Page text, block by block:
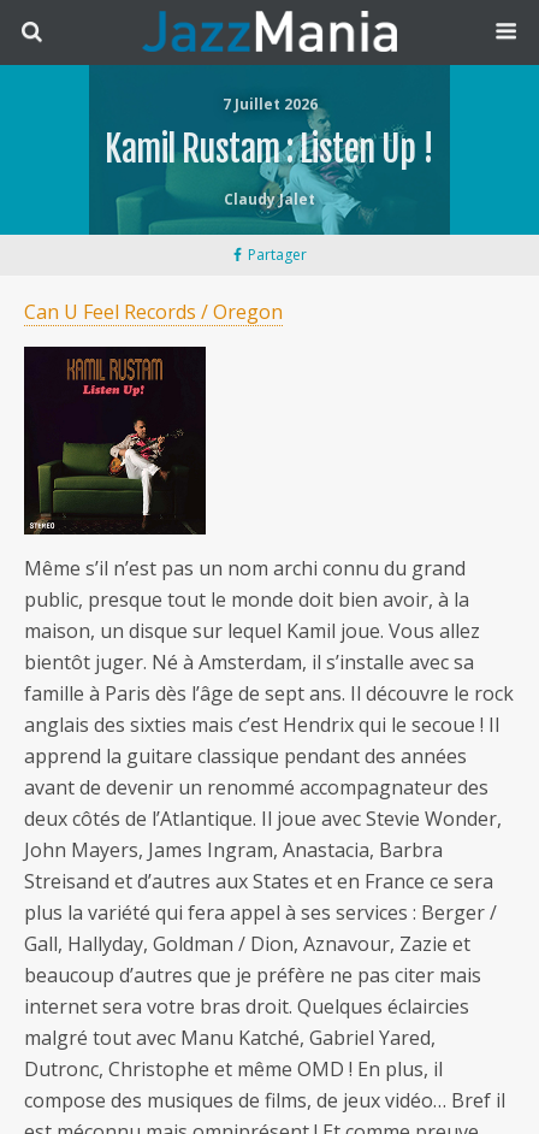
7 Juillet 2026
Kamil Rustam : Listen Up !
Claudy Jalet
Partager
Can U Feel Records / Oregon
Même s’il n’est pas un nom archi connu du grand
public, presque tout le monde doit bien avoir, à la
maison, un disque sur lequel Kamil joue. Vous allez
bientôt juger. Né à Amsterdam, il s’installe avec sa
famille à Paris dès l’âge de sept ans. Il découvre le rock
anglais des sixties mais c’est Hendrix qui le secoue ! Il
apprend la guitare classique pendant des années
avant de devenir un renommé accompagnateur des
deux côtés de l’Atlantique. Il joue avec Stevie Wonder,
John Mayers, James Ingram, Anastacia, Barbra
Streisand et d’autres aux States et en France ce sera
plus la variété qui fera appel à ses services : Berger /
Gall, Hallyday, Goldman / Dion, Aznavour, Zazie et
beaucoup d’autres que je préfère ne pas citer mais
internet sera votre bras droit. Quelques éclaircies
malgré tout avec Manu Katché, Gabriel Yared,
Dutronc, Christophe et même OMD ! En plus, il
compose des musiques de films, de jeux vidéo… Bref il